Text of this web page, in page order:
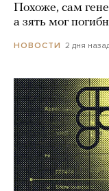
Похоже, сам
а зять мог
НОВОСТИ 2 дня